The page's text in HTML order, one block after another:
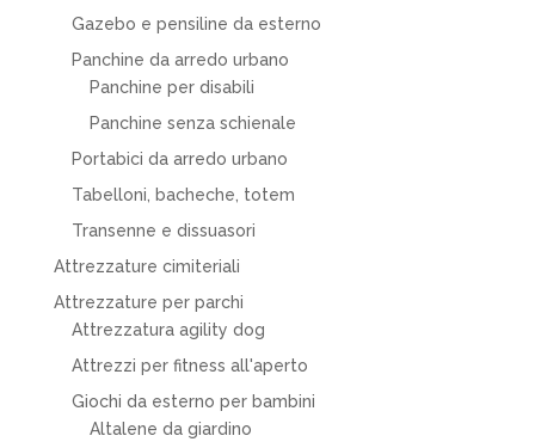
Gazebo e pensiline da esterno
Panchine da arredo urbano
Panchine per disabili
Panchine senza schienale
Portabici da arredo urbano
Tabelloni, bacheche, totem
Transenne e dissuasori
Attrezzature cimiteriali
Attrezzature per parchi
Attrezzatura agility dog
Attrezzi per fitness all'aperto
Giochi da esterno per bambini
Altalene da giardino